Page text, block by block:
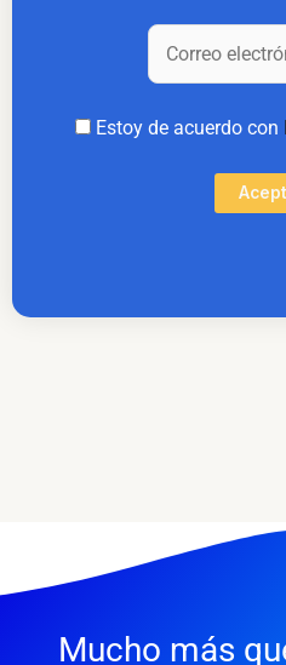
Estoy de acuerdo con
Mucho más